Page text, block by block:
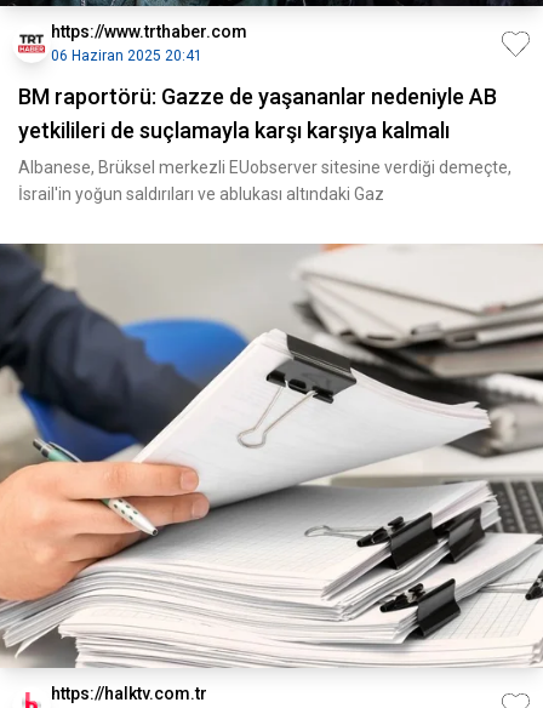
https://www.trthaber.com
06 Haziran 2025 20:41
BM raportörü: Gazze de yaşananlar nedeniyle AB
yetkilileri de suçlamayla karşı karşıya kalmalı
Albanese, Brüksel merkezli EUobserver sitesine verdiği demeçte,
İsrail'in yoğun saldırıları ve ablukası altındaki Gaz
https://halktv.com.tr